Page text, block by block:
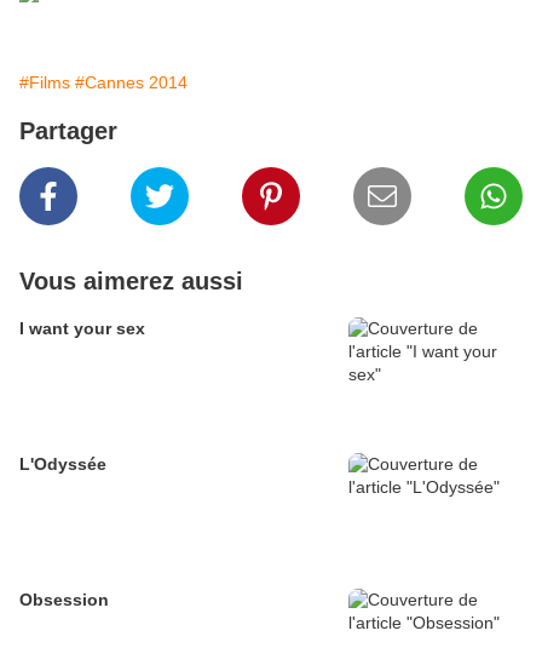
#Films #Cannes 2014
Partager
Vous aimerez aussi
I want your sex
L'Odyssée
Obsession